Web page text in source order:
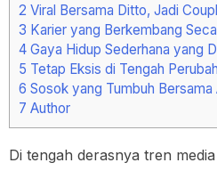
2 Viral Bersama Ditto, Jadi
3 Karier yang Berkembang
4 Gaya Hidup Sederhana yang
5 Tetap Eksis di Tengah
6 Sosok yang Tumbuh Bersama
7 Author
Di tengah derasnya tren